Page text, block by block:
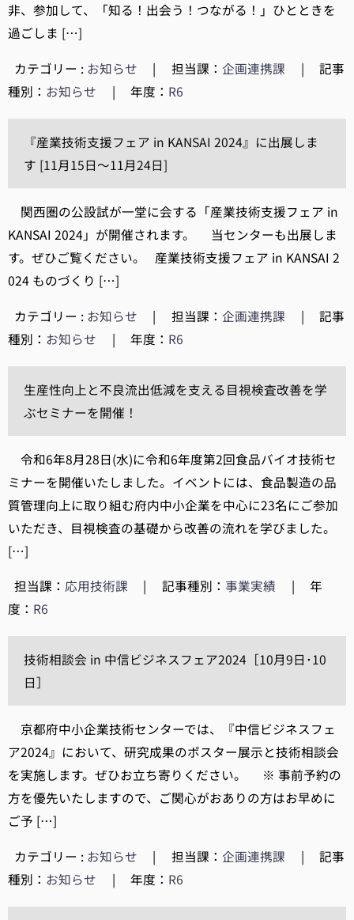
非、参加して、「知る！出会う！つながる！」ひとときを
過ごしま […]
カテゴリー : お知らせ | 担当課：企画連携課 |
記事
種別： お知らせ | 年度： R6
『産業技術支援フェア in KANSAI 2024』に出展しま
す [11月15日～11月24日]
関西圏の公設試が一堂に会する「産業技術支援フェア in
KANSAI 2024」が開催されます。 当センターも出展しま
す。ぜひご覧ください。 産業技術支援フェア in KANSAI 2
024 ものづくり […]
カテゴリー : お知らせ | 担当課：企画連携課 |
記事
種別： お知らせ | 年度： R6
生産性向上と不良流出低減を支える目視検査改善を学
ぶセミナーを開催！
令和6年8月28日(水)に令和6年度第2回食品バイオ技術セ
ミナーを開催いたしました。イベントには、食品製造の品
質管理向上に取り組む府内中小企業を中心に23名にご参加
いただき、目視検査の基礎から改善の流れを学びました。
[…]
担当課： 応用技術課 | 記事種別：事業実績 |
年
度： R6
技術相談会 in 中信ビジネスフェア2024［10月9日･10
日］
京都府中小企業技術センターでは、『中信ビジネスフェ
ア2024』において、研究成果のポスター展示と技術相談会
を実施します。ぜひお立ち寄りください。 ※ 事前予約の
方を優先いたしますので、ご関心がおありの方はお早めに
ご予 […]
カテゴリー : お知らせ | 担当課：企画連携課 |
記事
種別： お知らせ | 年度： R6